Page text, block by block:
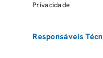
Privacidade
Responsáveis